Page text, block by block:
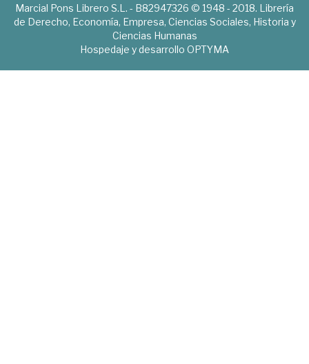
Marcial Pons Librero S.L. - B82947326 © 1948 - 2018. Librería
de Derecho, Economía, Empresa, Ciencias Sociales, Historia y
Ciencias Humanas
Hospedaje y desarrollo OPTYMA